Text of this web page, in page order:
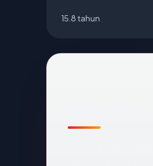
15.8 tahun